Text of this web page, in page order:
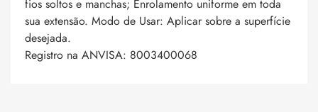
fios soltos e manchas; Enrolamento uniforme em toda
sua extensão. Modo de Usar: Aplicar sobre a superfície
desejada.
Registro na ANVISA: 8003400068